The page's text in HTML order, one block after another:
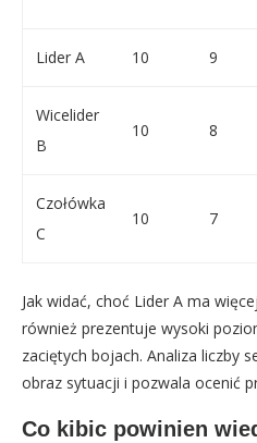
Lider A 10 9
Wicelider
B
10 8
Czołówka
C
10 7
Jak widać, choć Lider A ma
również prezentuje wysoki
zaciętych bojach. Analiza liczby
obraz sytuacji i pozwala ocenić
Co kibic powinien